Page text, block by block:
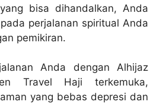
bisa dihandalkan, Anda
perjalanan spiritual Anda
pemikiran.
Anda dengan Alhijaz
Travel Haji terkemuka,
yang bebas depresi dan